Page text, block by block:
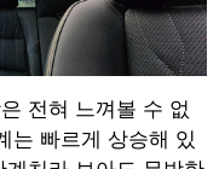
전혀 느껴볼 수 없
는 빠르게 상승해 있